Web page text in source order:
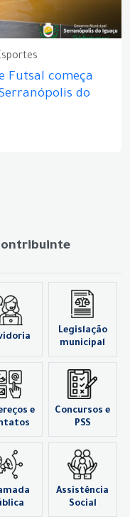
Futsal começa
do
Legislação
municipal
e
Concursos e
PSS
Assistência
Social